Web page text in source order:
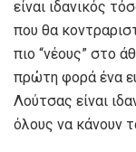
είναι ιδανικός
που θα
πιο “νέους” στο
πρώτη φορά ένα
Λούτσας είναι
όλους να κάνουν